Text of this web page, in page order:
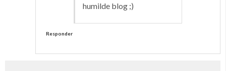
humilde blog ;)
Responder